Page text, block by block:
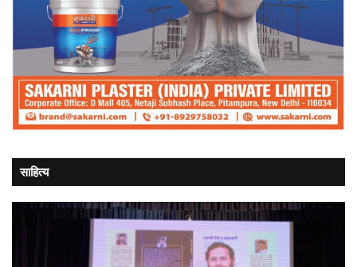
साहित्य